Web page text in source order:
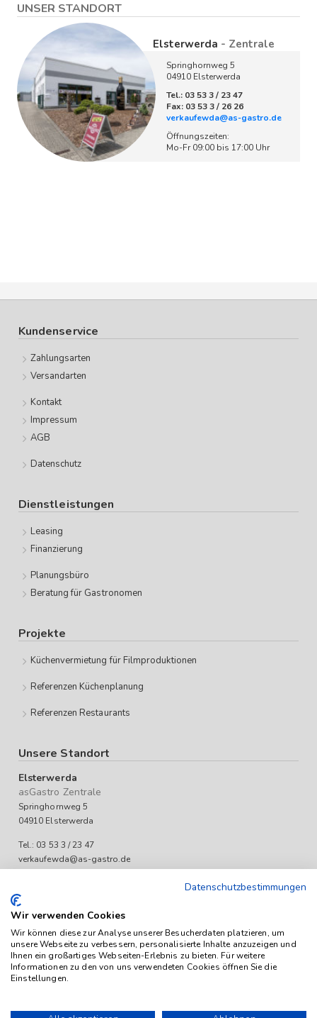
UNSER STANDORT
Elsterwerda - Zentrale
Springhornweg 5
04910 Elsterwerda
Tel.: 03 53 3 / 23 47
Fax: 03 53 3 / 26 26
verkaufewda@as-gastro.de
Öffnungszeiten:
Mo-Fr 09:00 bis 17:00 Uhr
Kundenservice
Zahlungsarten
Versandarten
Kontakt
Impressum
AGB
Datenschutz
Dienstleistungen
Leasing
Finanzierung
Planungsbüro
Beratung für Gastronomen
Projekte
Küchenvermietung für Filmproduktionen
Referenzen Küchenplanung
Referenzen Restaurants
Unsere Standort
Elsterwerda
asGastro Zentrale
Springhornweg 5
04910 Elsterwerda
Tel.: 03 53 3 / 23 47
verkaufewda@as-gastro.de
Mo-Fr 09:00 bis 17:00 Uhr
Das Angebot von as-Gastro richtet sich ausschließlich an
Datenschutzbestimmungen
Wir verwenden Cookies
Wir können diese zur Analyse unserer Besucherdaten platzieren, um
unsere Webseite zu verbessern, personalisierte Inhalte anzuzeigen und
Ihnen ein großartiges Webseiten-Erlebnis zu bieten. Für weitere
Informationen zu den von uns verwendeten Cookies öffnen Sie die
Einstellungen.